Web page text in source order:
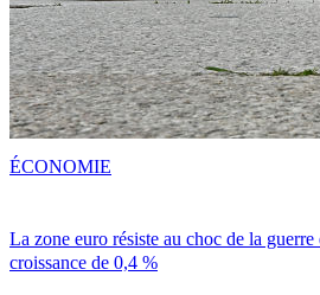
La zone euro résiste au choc de la
croissance de 0,4 %
ÉCONOMIE